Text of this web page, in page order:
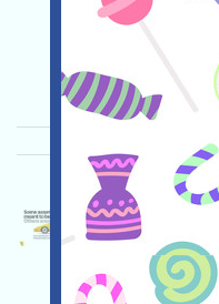
关联:
录时间:
重要程度:
ZAMA-
ZAMA正在進
網交互，積